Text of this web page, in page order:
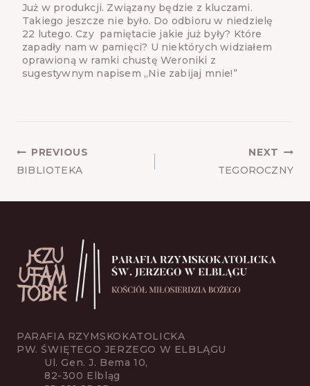
Już w produkcji. Związany będzie z kluczami.
Takiego jeszcze nie było. Do odbioru w niedzielę
22 lutego. Czy pamiętacie jakie już były? Które
zapadły nam w pamięci? U niektórych widziałem
oprawioną w ramki chustę Weroniki z
sugestywnym napisem „Nie zabijaj mnie!”
POST
NAVIGATION
PREVIOUS
BIBLIOTEKA
NEXT
TEGOROCZNY
PARAFIA RZYMSKOKATOLICKA
PW. ŚWIĘTEGO JERZEGO W ELBLĄGU
Ul. Gen. J. Bema 10,
82-300 Elbląg